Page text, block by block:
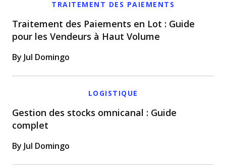
TRAITEMENT DES PAIEMENTS
Traitement des Paiements en Lot : Guide
pour les Vendeurs à Haut Volume
By Jul Domingo
LOGISTIQUE
Gestion des stocks omnicanal : Guide
complet
By Jul Domingo